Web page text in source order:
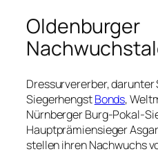
Oldenburger
Dressurvererber,
SiegerhengstBonds,
Nürnberger Burg-Pokal-
Hauptprämiensieger
stellen ihren Nachwuchs